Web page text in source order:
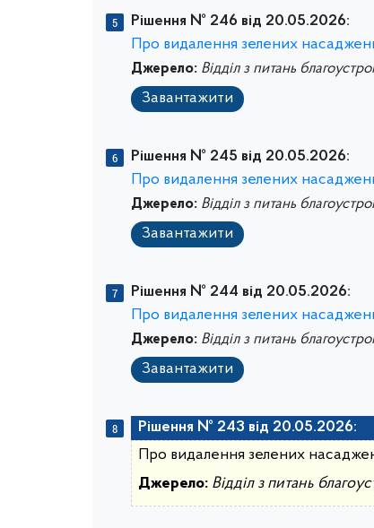
Рішення № 246 від 20.05.2026:
Про видалення зелених
Джерело: Відділ з питань
Завантажити
Рішення № 245 від 20.05.2026:
Про видалення зелених
Джерело: Відділ з питань
Завантажити
Рішення № 244 від 20.05.2026:
Про видалення зелених
Джерело: Відділ з питань
Завантажити
Рішення № 243 від 20.05.2026:
Про видалення зелених
Джерело: Відділ з питань